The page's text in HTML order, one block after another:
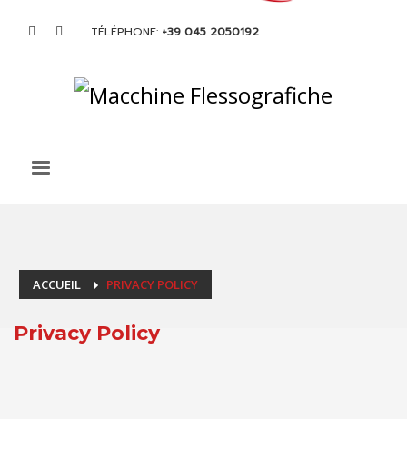
TÉLÉPHONE: +39 045 2050192
ACCUEIL PRIVACY POLICY
Privacy Policy